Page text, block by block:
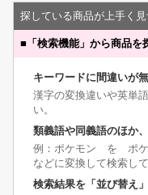
探している商品が上手く
■ 「検索機能」から商品を
キーワードに間違いが
漢字の変換違いや英単
い。
類義語や同義語のほか
例：ポケモン を ポケ
などに変換して検索して
検索結果を「並び替え